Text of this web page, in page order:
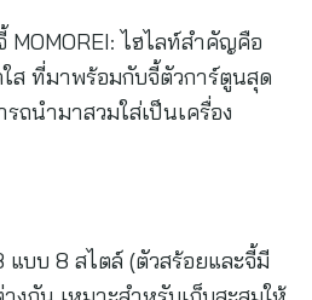
ไฮไลท์สำคัญคือ
ส ที่มาพร้อมกับจี้ตัวการ์ตูนสุด
ถนำมาสวมใส่เป็นเครื่อง
แบบ 8 สไตล์ (ตัวสร้อยและจี้มี